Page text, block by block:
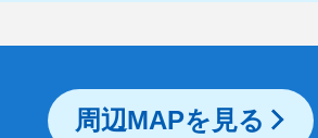
周辺MAPを見る